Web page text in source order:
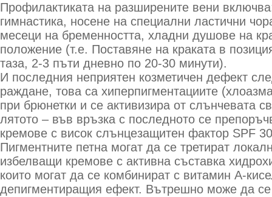
Профилактиката на разширените вени
гимнастика, носене на специални ластични
месеци на бременността, хладни душове на
положение (т.е. Поставяне на краката в
таза, 2-3 пъти дневно по 20-30 минути).
И последния неприятен козметичен дефект
раждане, това са хиперпигментациите
при брюнетки и се активизира от слънчевата
лятото – във връзка с последното се
кремове с висок слънцезащитен фактор SPF
Пигментните петна могат да се третират
избелващи кремове с активна съставка
които могат да се комбинират с витамин А-
депигментиращия ефект. Вътрешно може да